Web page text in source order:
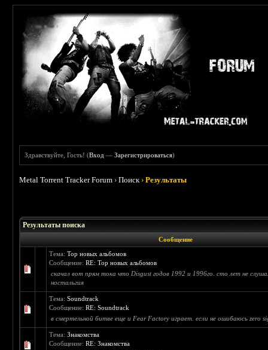
Здравствуйте, Гость! (Вход —Зарегистрироваться)
Metal Torrent Tracker Forum ›Поиск ›Результаты
Результаты поиска
Сообщение
Тема:Тор новых альбомов
Сообщение:RE: Тор новых альбомов
скачал вот прям тока что Disgust годов 1992 и 1996го. сто лет не
ностальгия
Тема:Soundtrack
Сообщение:RE: Soundtrack
в смертельной битве еще и Fear Factory играет. если не ошибаюсь zero
Тема:Знакомства
Сообщение:RE: Знакомства